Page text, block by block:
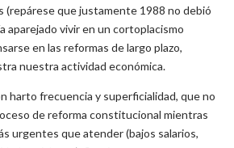
(repárese que justamente 1988 no debió
aparejado vivir en un cortoplacismo
en las reformas de largo plazo,
nuestra actividad económica.
harto frecuencia y superficialidad, que no
de reforma constitucional mientras
urgentes que atender (bajos salarios,